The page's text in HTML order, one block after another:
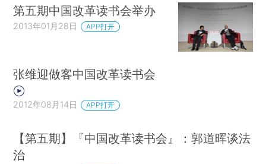
第五期中国改革读书会举办
2013年01月28日 APP打开
张维迎做客中国改革读书会
2012年08月14日 APP打开
【第五期】『中国改革读书会』：郭道晖谈法
治